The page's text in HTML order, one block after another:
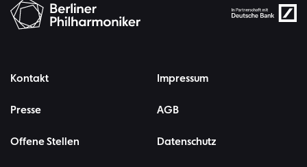
Kontakt
Presse
Offene Stellen
Impressum
AGB
Datenschutz